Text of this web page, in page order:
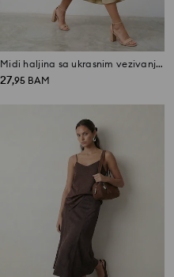
Midi haljina sa ukrasnim vezivanjem sa viskozom
27,95 BAM